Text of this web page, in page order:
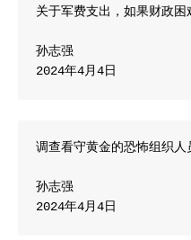
关于军费支出，如果财政困
孙志强
2024年4月4日
调查看守黄金的恐怖组织人
孙志强
2024年4月4日